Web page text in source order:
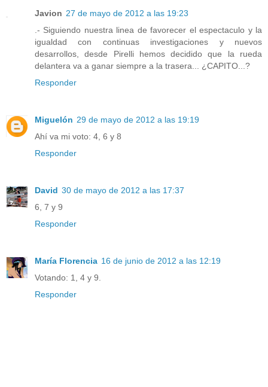
Javion 27 de mayo de 2012 a las 19:23
.- Siguiendo nuestra linea de favorecer el espectaculo y la
igualdad con continuas investigaciones y nuevos
desarrollos, desde Pirelli hemos decidido que la rueda
delantera va a ganar siempre a la trasera... ¿CAPITO...?
Responder
Miguelón 29 de mayo de 2012 a las 19:19
Ahí va mi voto: 4, 6 y 8
Responder
David 30 de mayo de 2012 a las 17:37
6, 7 y 9
Responder
María Florencia 16 de junio de 2012 a las 12:19
Votando: 1, 4 y 9.
Responder